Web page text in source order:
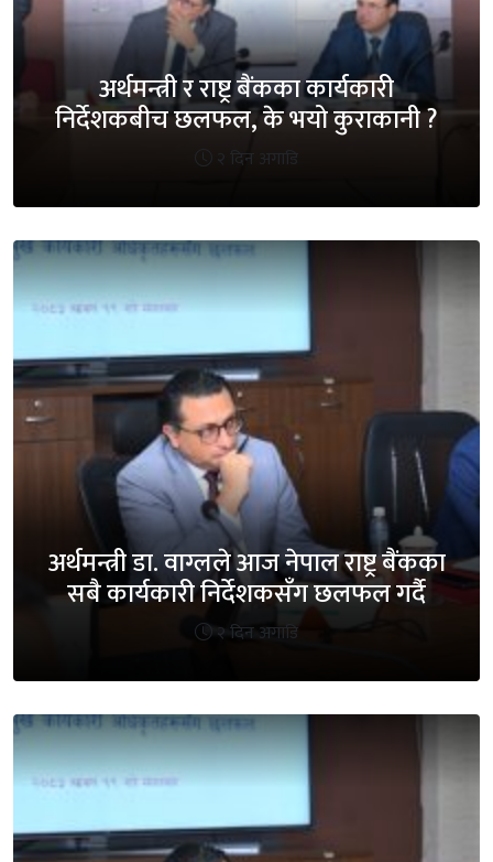
अर्थमन्त्री र राष्ट्र बैंकका कार्यकारी
निर्देशकबीच छलफल, के भयो कुराकानी ?
२ दिन अगाडि
अर्थमन्त्री डा. वाग्लले आज नेपाल राष्ट्र बैंकका
सबै कार्यकारी निर्देशकसँग छलफल गर्दै
२ दिन अगाडि